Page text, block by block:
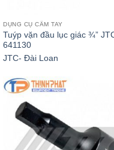
DỤNG CỤ CẦM TAY
Tuýp vặn đầu lục giác ¾”
641130
JTC- Đài Loan